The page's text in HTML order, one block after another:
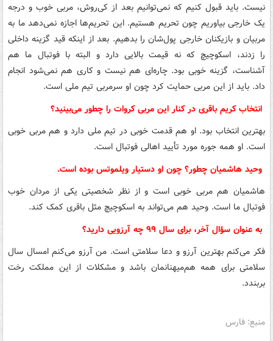
نیست. باید قبول کنیم که نمی‌توانیم بعد از کی‌روش، مربی خوب و درجه
یک خارجی بیاوریم چون تحریم هستیم. این تحریم‌ها اجازه نمی‌دهد ما به
مربیان و بازیکنان خارجی پول‌شان را بدهیم. بعد از اینکه قید گزینه داخلی
را زدند، اسکوچیچ که نه قیمت بالایی دارد و البته با فوتبال ما هم
آشناست، گزینه خوبی بود. چاره‌ای هم نیست و کاری هم نمی‌شود انجام
داد. باید از این مربی حمایت کرد چون او سرمربی تیم ملی است.
انتخاب کریم باقری در کنار این مربی کروات را چطور می‌بینید؟
بهترین انتخاب بود. او هم قدمت خوبی در تیم ملی دارد و هم مربی خوبی
است. او همه جوره مورد تأیید اهالی فوتبال است.
وحید هاشمیان چطور؟ چون او دستیار ویلموتس بوده است.
هاشمیان هم مربی خوبی است و از نظر شخصیتی یکی از مردان خوب
فوتبال ما است. وحید هم می‌تواند به اسکوچیچ مثل باقری کمک کند.
به عنوان سؤال آخر، برای سال ۹۹ چه آرزویی دارید؟
فکر می‌کنم بهترین آرزو و دعا سلامتی است. من آرزو می‌کنم امسال سال
سلامتی برای همه هم‌میهنانمان باشد و مشکلات از این مملکت رخت
بربندد.
منبع: فارس